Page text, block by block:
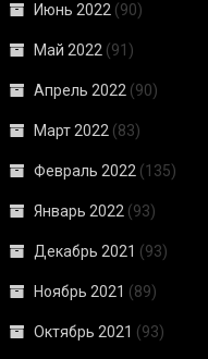
Июнь 2022 (90)
Май 2022 (91)
Апрель 2022 (90)
Март 2022 (83)
Февраль 2022 (135)
Январь 2022 (93)
Декабрь 2021 (93)
Ноябрь 2021 (89)
Октябрь 2021 (93)